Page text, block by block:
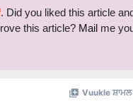
. Did you liked this article
this article? Mail me